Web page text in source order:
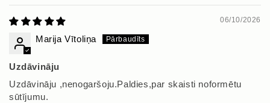
06/10/2026
Marija Vītoliņa
Uzdāvināju
Uzdāvināju ,nenogaršoju.Paldies,par skaisti noformētu
sūtījumu.